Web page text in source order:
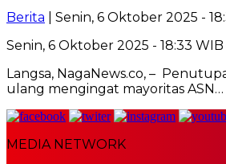
Berita | Senin, 6 Oktober 2025 -
Senin, 6 Oktober 2025 - 18:33 WIB
Langsa, NagaNews.co, –
ulang mengingat mayoritas ASN…
MEDIA NETWORK